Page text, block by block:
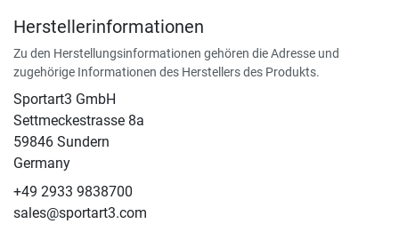
Herstellerinformationen
Zu den Herstellungsinformationen gehören die Adresse und
zugehörige Informationen des Herstellers des Produkts.
Sportart3 GmbH
Settmeckestrasse 8a
59846 Sundern
Germany
+49 2933 9838700
sales@sportart3.com